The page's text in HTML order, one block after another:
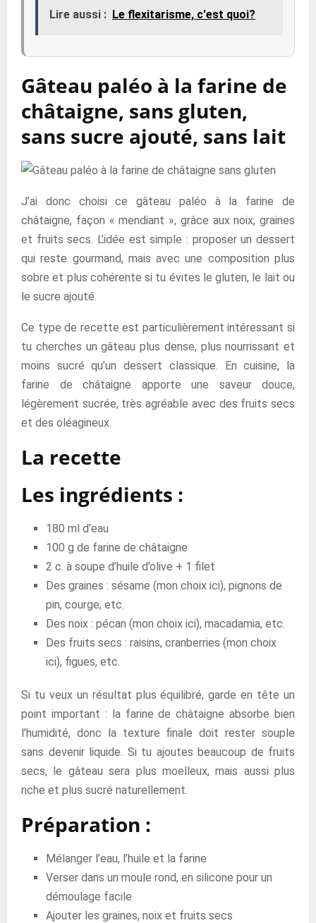
Lire aussi : Le flexitarisme, c'est quoi?
Gâteau paléo à la farine de
châtaigne, sans gluten,
sans sucre ajouté, sans lait
J’ai donc choisi ce gâteau paléo à la farine de
châtaigne, façon « mendiant », grâce aux noix, graines
et fruits secs. L’idée est simple : proposer un dessert
qui reste gourmand, mais avec une composition plus
sobre et plus cohérente si tu évites le gluten, le lait ou
le sucre ajouté.
Ce type de recette est particulièrement intéressant si
tu cherches un gâteau plus dense, plus nourrissant et
moins sucré qu’un dessert classique. En cuisine, la
farine de châtaigne apporte une saveur douce,
légèrement sucrée, très agréable avec des fruits secs
et des oléagineux.
La recette
Les ingrédients :
180 ml d’eau
100 g de farine de châtaigne
2 c. à soupe d’huile d’olive + 1 filet
Des graines : sésame (mon choix ici), pignons de
pin, courge, etc.
Des noix : pécan (mon choix ici), macadamia, etc.
Des fruits secs : raisins, cranberries (mon choix
ici), figues, etc.
Si tu veux un résultat plus équilibré, garde en tête un
point important : la farine de châtaigne absorbe bien
l’humidité, donc la texture finale doit rester souple
sans devenir liquide. Si tu ajoutes beaucoup de fruits
secs, le gâteau sera plus moelleux, mais aussi plus
riche et plus sucré naturellement.
Préparation :
Mélanger l’eau, l’huile et la farine
Verser dans un moule rond, en silicone pour un
démoulage facile
Ajouter les graines, noix et fruits secs